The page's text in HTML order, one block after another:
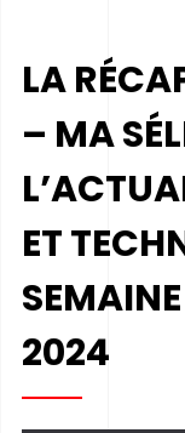
LA
– MA
ET
2024